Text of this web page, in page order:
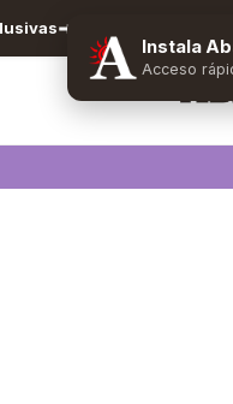
Instala
Acceso